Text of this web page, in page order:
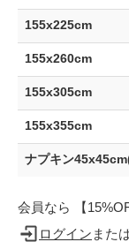
155x225cm
155x260cm
155x305cm
155x355cm
ナプキン
会員なら 【
ログイン また